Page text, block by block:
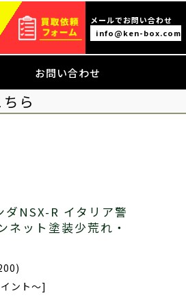
メールでお問い合わせ
info@ken-box.com
お問い合わせ
ら
NSX-R イタリア警
ット塗装少荒れ・
ント～]